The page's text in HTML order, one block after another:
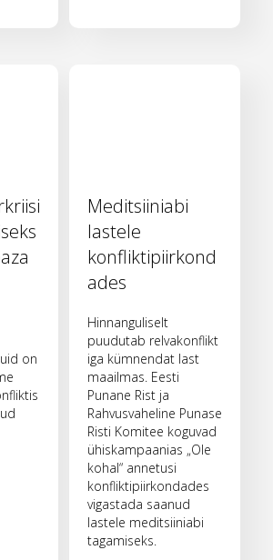
on
Meditsiiniabi
lastele
konfliktipiirkond
ades
Hinnanguliselt
puudutab relvakonflikt
iga kümnendat last
maailmas. Eesti
Punane Rist ja
Rahvusvaheline Punase
Risti Komitee koguvad
ühiskampaanias „Ole
kohal“ annetusi
konfliktipiirkondades
vigastada saanud
lastele meditsiiniabi
tagamiseks.